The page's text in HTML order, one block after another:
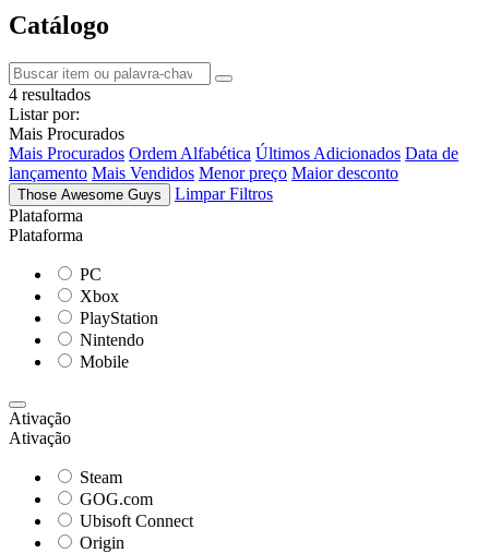
Catálogo
4 resultados
Listar por:
Mais Procurados
Mais Procurados Ordem Alfabética Últimos Adicionados Data de
lançamento Mais Vendidos Menor preço Maior desconto
Those Awesome Guys
Limpar Filtros
Plataforma
Plataforma
PC
Xbox
PlayStation
Nintendo
Mobile
Ativação
Ativação
Steam
GOG.com
Ubisoft Connect
Origin